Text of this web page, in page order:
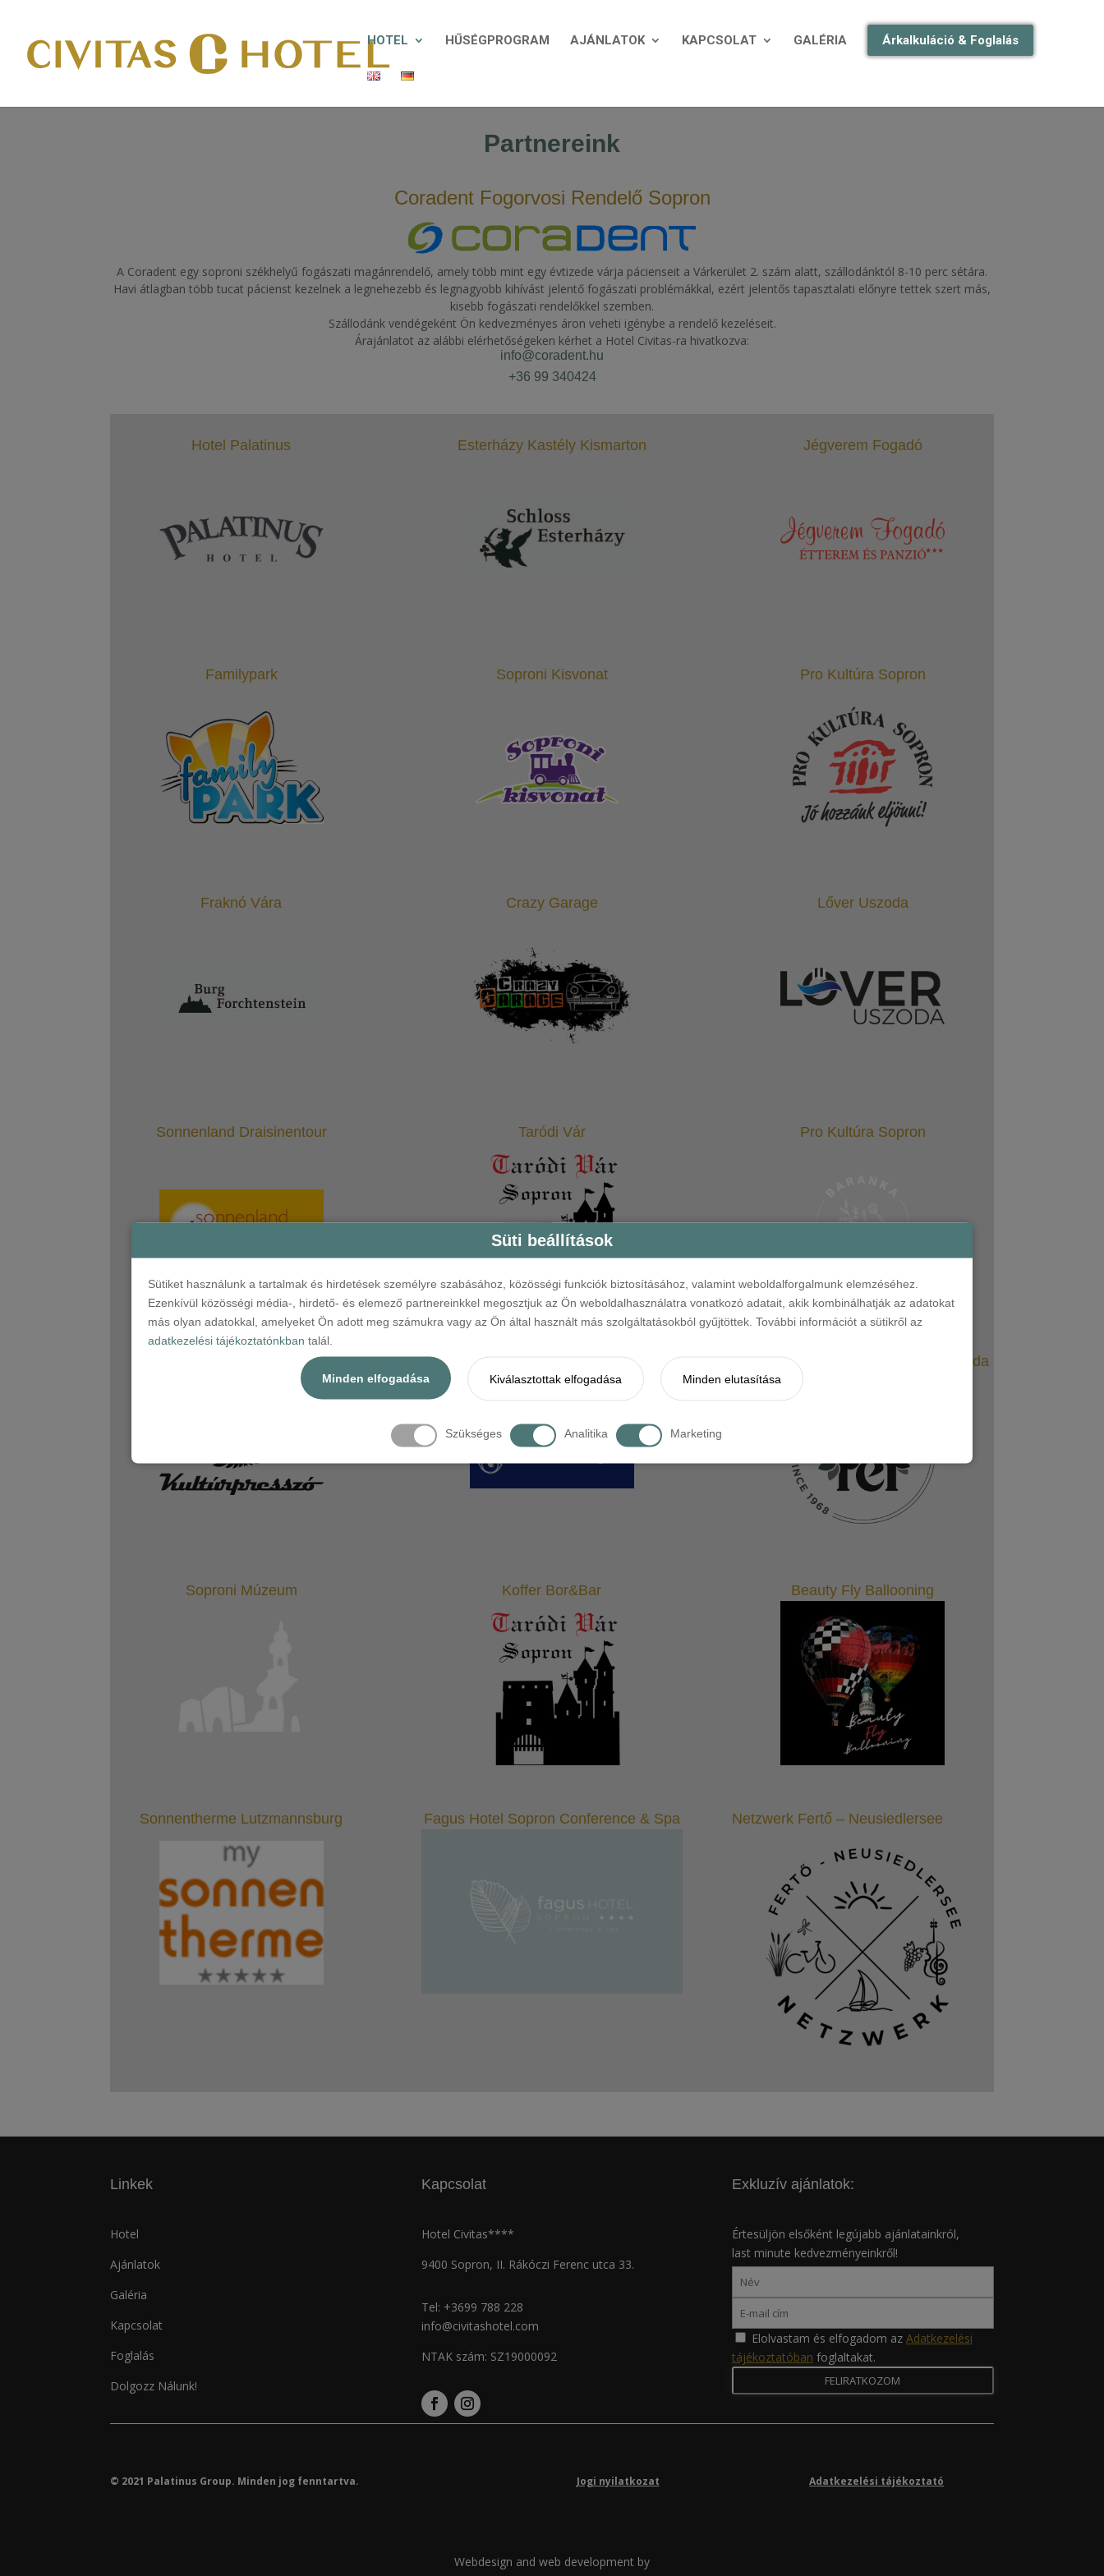
Süti beállítások
Sütiket használunk a tartalmak és hirdetések személyre szabásához, közösségi funkciók biztosításához, valamint weboldalforgalmunk elemzéséhez.
Ezenkívül közösségi média-, hirdető- és elemező partnereinkkel megosztjuk az Ön weboldalhasználatra vonatkozó adatait, akik kombinálhatják az adatokat
más olyan adatokkal, amelyeket Ön adott meg számukra vagy az Ön által használt más szolgáltatásokból gyűjtöttek. További információt a sütikről az
adatkezelési tájékoztatónkban talál.
Minden elfogadása Kiválasztottak elfogadása Minden elutasítása
Szükséges Analitika Marketing
HOTEL HŰSÉGPROGRAM AJÁNLATOK KAPCSOLAT GALÉRIA Árkalkuláció & Foglalás
Partnereink
Coradent Fogorvosi Rendelő Sopron
A Coradent egy soproni székhelyű fogászati magánrendelő, amely több mint egy évtizede várja pácienseit a Várkerület 2. szám alatt, szállodánktól 8-10 perc sétára.
Havi átlagban több tucat pácienst kezelnek a legnehezebb és legnagyobb kihívást jelentő fogászati problémákkal, ezért jelentős tapasztalati előnyre tettek szert más,
kisebb fogászati rendelőkkel szemben.
Szállodánk vendégeként Ön kedvezményes áron veheti igénybe a rendelő kezeléseit.
Árajánlatot az alábbi elérhetőségeken kérhet a Hotel Civitas-ra hivatkozva:
info@coradent.hu
+36 99 340424
Hotel Palatinus Esterházy Kastély Kismarton Jégverem Fogadó
Familypark Soproni Kisvonat Pro Kultúra Sopron
Fraknó Vára Crazy Garage Lőver Uszoda
Sonnenland Draisinentour Taródi Vár Pro Kultúra Sopron
Eszterháza Központ Harrer Csokoládéműhely & Cukrászda
Soproni Múzeum Koffer Bor&Bar Beauty Fly Ballooning
Sonnentherme Lutzmannsburg Fagus Hotel Sopron Conference & Spa Netzwerk Fertő – Neusiedlersee
Linkek
Hotel
Ajánlatok
Galéria
Kapcsolat
Foglalás
Dolgozz Nálunk!
Kapcsolat
Hotel Civitas****
9400 Sopron, II. Rákóczi Ferenc utca 33.
Tel: +3699 788 228
info@civitashotel.com
NTAK szám: SZ19000092
Exkluzív ajánlatok:
Értesüljön elsőként legújabb ajánlatainkról,
last minute kedvezményeinkről!
Elolvastam és elfogadom az Adatkezelési
tájékoztatóban foglaltakat.
© 2021 Palatinus Group. Minden jog fenntartva. Jogi nyilatkozat Adatkezelési tájékoztató
Webdesign and web development by